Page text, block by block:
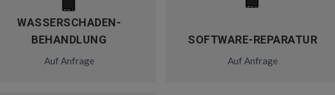
WASSERSCHADEN-
BEHANDLUNG
Auf Anfrage
SOFTWARE-REPARATUR
Auf Anfrage